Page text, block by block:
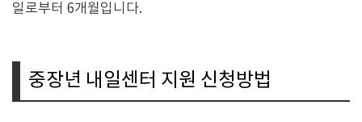
일로부터 6개월입니다.
중장년 내일센터 지원 신청방법